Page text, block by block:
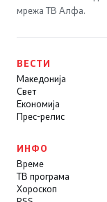
мрежа ТВ Алфа.
ВЕСТИ
Македонија
Свет
Економија
Прес-релис
ИНФО
Време
ТВ програма
Хороскоп